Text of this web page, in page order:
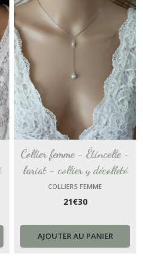
Collier femme - Étincelle -
lariat - collier y décolleté
plongeant collier mariage -
chaine serpentine collier fin
COLLIERS FEMME
21€30
AJOUTER AU PANIER